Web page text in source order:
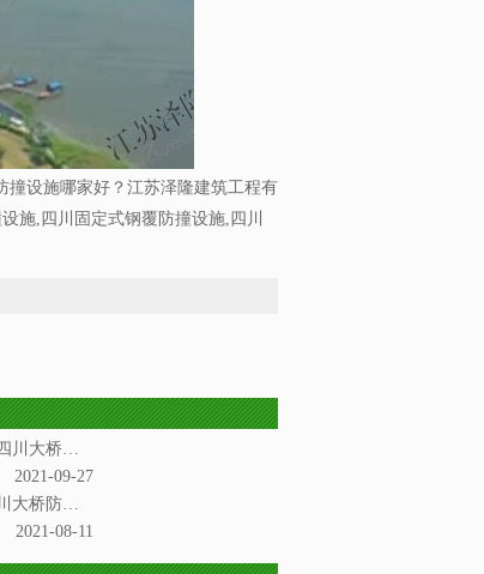
撞设施哪家好？江苏泽隆建筑工程有
施,四川固定式钢覆防撞设施,四川
我司新近承接重庆合安高速渠江四川大桥防撞项目
2021-09-27
我司承接的杭深铁路温州瓯江四川大桥防撞项目通过验收
2021-08-11